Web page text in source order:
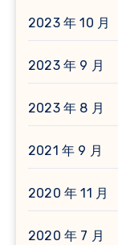
2023 年 10 月
2023 年 9 月
2023 年 8 月
2021 年 9 月
2020 年 11 月
2020 年 7 月